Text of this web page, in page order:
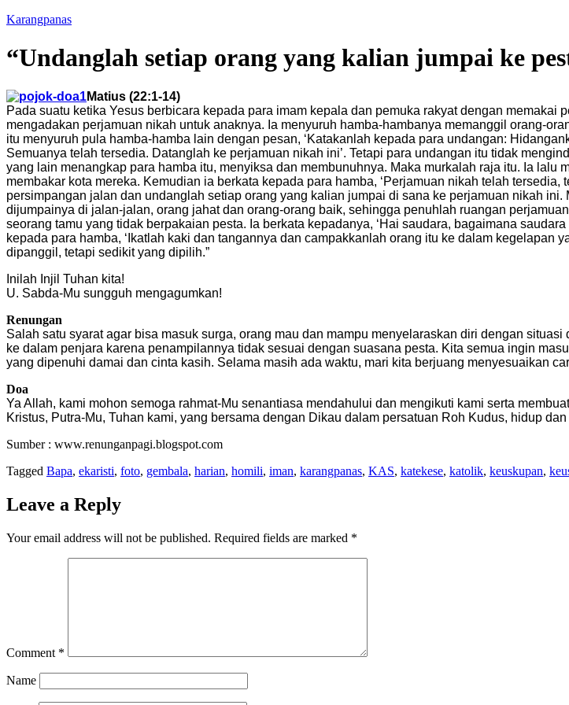
Karangpanas
“Undanglah setiap orang yang kalian jumpai ke
Matius (22:1-14)
Pada suatu ketika Yesus berbicara kepada para imam kepala dan pemuka rakyat dengan
mengadakan perjamuan nikah untuk anaknya. Ia menyuruh hamba-hambanya memanggil orang-
itu menyuruh pula hamba-hamba lain dengan pesan, ‘Katakanlah kepada para undangan:
Semuanya telah tersedia. Datanglah ke perjamuan nikah ini’. Tetapi para undangan itu tidak
yang lain menangkap para hamba itu, menyiksa dan membunuhnya. Maka murkalah raja itu. Ia
membakar kota mereka. Kemudian ia berkata kepada para hamba, ‘Perjamuan nikah telah
persimpangan jalan dan undanglah setiap orang yang kalian jumpai di sana ke perjamuan nikah
dijumpainya di jalan-jalan, orang jahat dan orang-orang baik, sehingga penuhlah ruangan
seorang tamu yang tidak berpakaian pesta. Ia berkata kepadanya, ‘Hai saudara, bagaimana
kepada para hamba, ‘Ikatlah kaki dan tangannya dan campakkanlah orang itu ke dalam kegelapan
dipanggil, tetapi sedikit yang dipilih.”
Inilah Injil Tuhan kita!
U. Sabda-Mu sungguh mengagumkan!
Renungan
Salah satu syarat agar bisa masuk surga, orang mau dan mampu menyelaraskan diri dengan
ke dalam penjara karena penampilannya tidak sesuai dengan suasana pesta. Kita semua ingin
yang dipenuhi damai dan cinta kasih. Selama masih ada waktu, mari kita berjuang menyesuaikan
Doa
Ya Allah, kami mohon semoga rahmat-Mu senantiasa mendahului dan mengikuti kami serta
Kristus, Putra-Mu, Tuhan kami, yang bersama dengan Dikau dalam persatuan Roh Kudus, hidup
Sumber : www.renunganpagi.blogspot.com
Tagged Bapa, ekaristi, foto, gembala, harian, homili, iman, karangpanas, KAS, katekese, katolik, keuskupan,
Leave a Reply
Your email address will not be published. Required fields are marked *
Comment *
Name